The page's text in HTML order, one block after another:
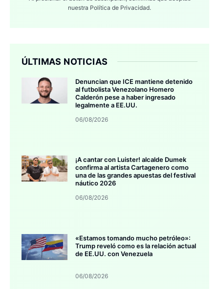
nuestra Política de Privacidad.
ÚLTIMAS NOTICIAS
Denuncian que ICE mantiene detenido
al futbolista Venezolano Homero
Calderón pese a haber ingresado
legalmente a EE.UU.
06/08/2026
¡A cantar con Luister! alcalde Dumek
confirma al artista Cartagenero como
una de las grandes apuestas del festival
náutico 2026
06/08/2026
«Estamos tomando mucho petróleo»:
Trump reveló como es la relación actual
de EE.UU. con Venezuela
06/08/2026